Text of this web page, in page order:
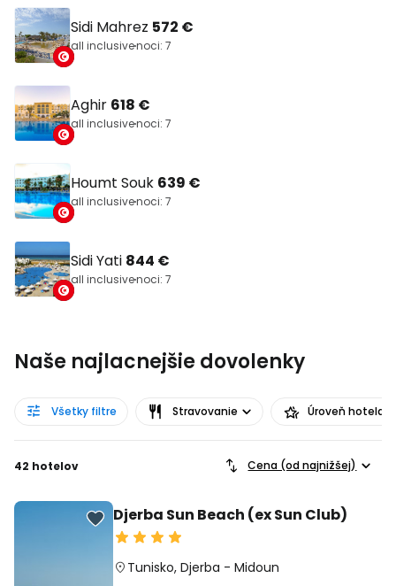
Sidi Mahrez 572 €
all inclusivenoci: 7
Aghir 618 €
all inclusivenoci: 7
Houmt Souk 639 €
all inclusivenoci: 7
Sidi Yati 844 €
all inclusivenoci: 7
Naše najlacnejšie dovolenky
Všetky filtre Stravovanie Úroveň hotela
42 hotelov Cena (od najnižšej)
Djerba Sun Beach (ex Sun Club)
Tunisko, Djerba - Midoun